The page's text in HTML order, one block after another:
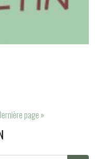
page »